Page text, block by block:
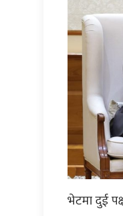
भेटमा दुई